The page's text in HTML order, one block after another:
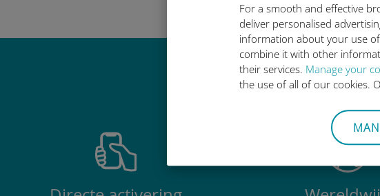
For a smooth and effective
deliver personalised
information about your use
combine it with other
their services. Manage your
the use of all of our cookies.
Waarom de